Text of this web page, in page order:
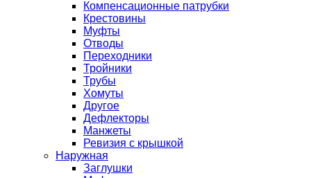
Компенсационные патрубки
Крестовины
Муфты
Отводы
Переходники
Тройники
Трубы
Хомуты
Другое
Дефлекторы
Манжеты
Ревизия с крышкой
Наружная
Заглушки